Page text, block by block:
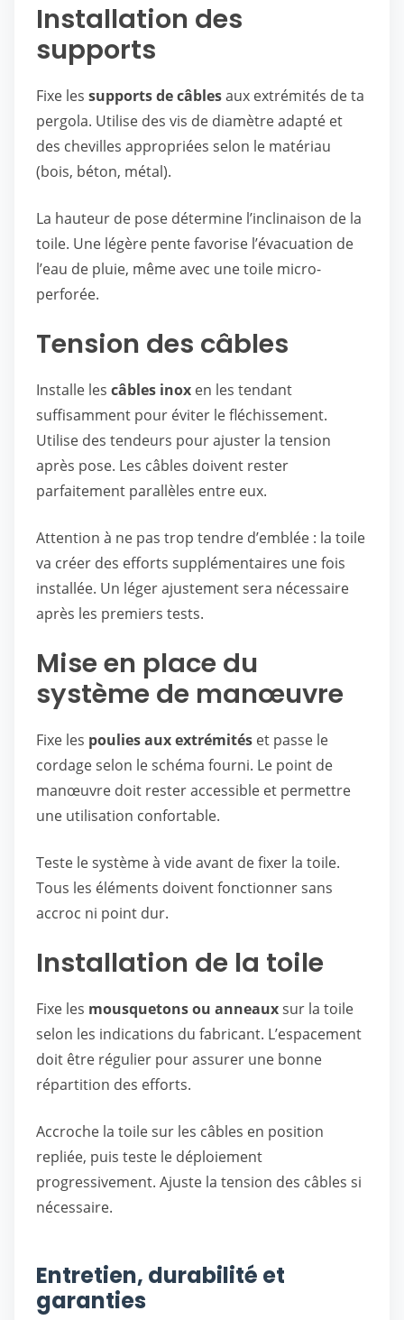
Installation des
supports
Fixe les supports de câblesaux extrémités de ta
pergola. Utilise des vis de diamètre adapté et
des chevilles appropriées selon le matériau
(bois, béton, métal).
La hauteur de pose détermine l’inclinaison de la
toile. Une légère pente favorise l’évacuation de
l’eau de pluie, même avec une toile micro-
perforée.
Tension des câbles
Installe les câbles inox en les tendant
suffisamment pour éviter le fléchissement.
Utilise des tendeurs pour ajuster la tension
après pose. Les câbles doivent rester
parfaitement parallèles entre eux.
Attention à ne pas trop tendre d’emblée : la toile
va créer des efforts supplémentaires une fois
installée. Un léger ajustement sera nécessaire
après les premiers tests.
Mise en place du
système de manœuvre
Fixe les poulies aux extrémités et passe le
cordage selon le schéma fourni. Le point de
manœuvre doit rester accessible et permettre
une utilisation confortable.
Teste le système à vide avant de fixer la toile.
Tous les éléments doivent fonctionner sans
accroc ni point dur.
Installation de la toile
Fixe les mousquetons ou anneauxsur la toile
selon les indications du fabricant. L’espacement
doit être régulier pour assurer une bonne
répartition des efforts.
Accroche la toile sur les câbles en position
repliée, puis teste le déploiement
progressivement. Ajuste la tension des câbles si
nécessaire.
Entretien, durabilité et
garanties